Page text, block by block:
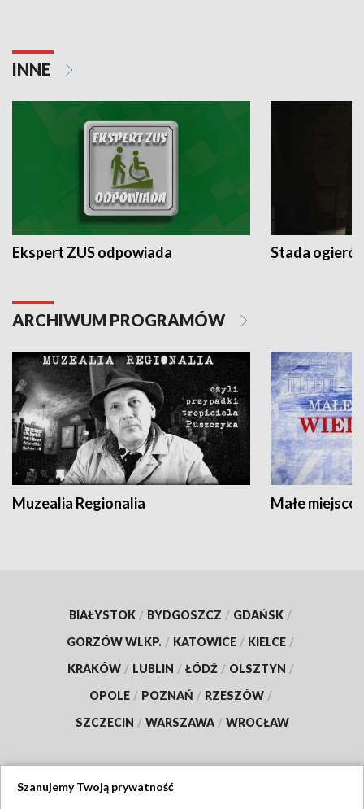
INNE
Ekspert ZUS odpowiada Stada
ARCHIWUM PROGRAMÓW
Muzealia Regionalia Małe
BIAŁYSTOK / BYDGOSZCZ / GDAŃSK /
GORZÓW WLKP. / KATOWICE / KIELCE /
KRAKÓW / LUBLIN / ŁÓDŹ / OLSZTYN /
OPOLE / POZNAŃ / RZESZÓW /
SZCZECIN / WARSZAWA / WROCŁAW
Szanujemy Twoją prywatność